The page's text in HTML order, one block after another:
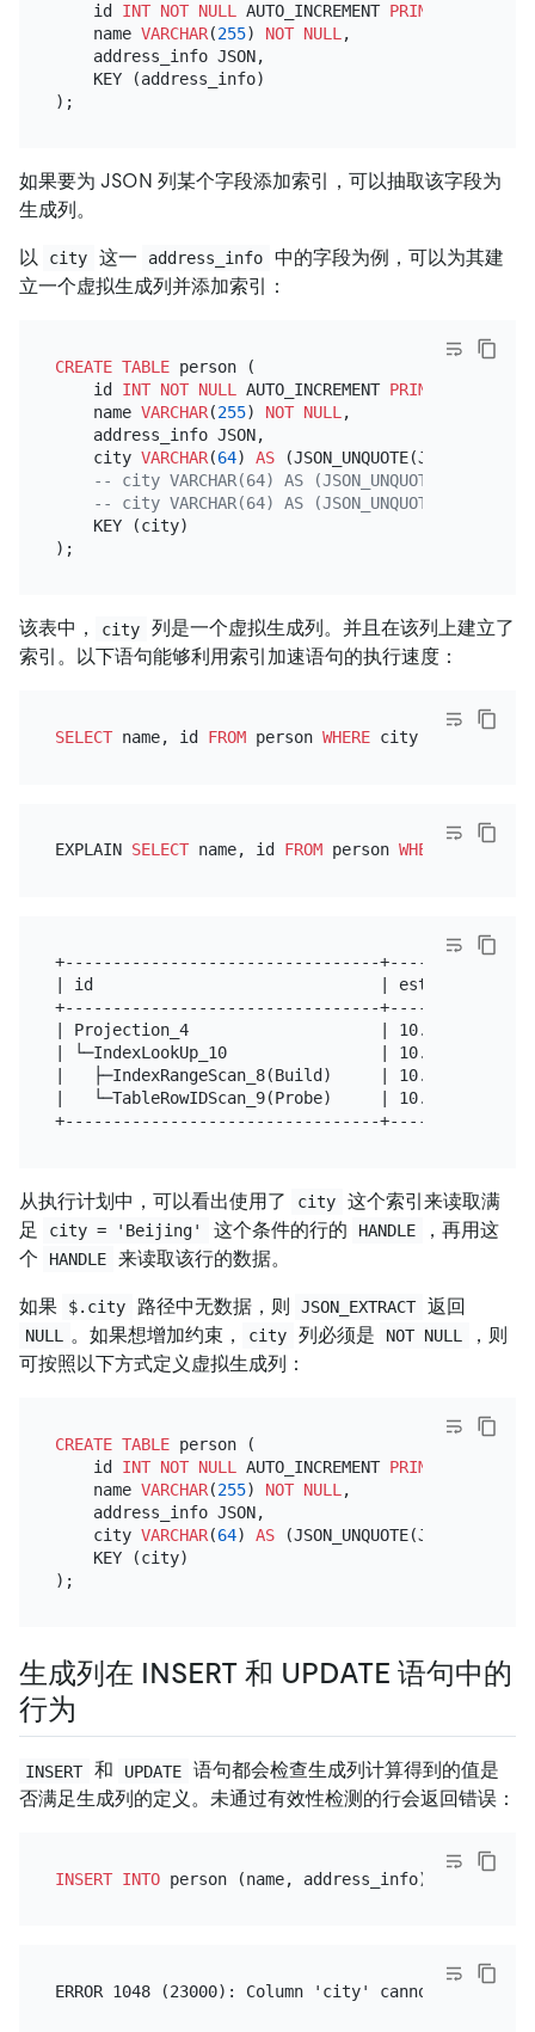
    id
INT NOT NULL AUTO_INCREMENT PRIMARY KEY
    name
VARCHAR(255) NOT NULL ,
    address_info JSON,
    KEY (address_info)
如果要为 JSON 列某个字段添加索引，可以抽取该字段为
生成列。
以 city 这一 address_info
中的字段为例，可以为其建
立一个虚拟生成列并添加索引：
CREATE TABLE person (
    id
INT NOT NULL AUTO_INCREMENT PRIMARY KEY
    name
VARCHAR(255) NOT NULL ,
    address_info JSON,
    city
VARCHAR(64) AS
-- city VARCHAR(64) AS
-- city VARCHAR(64) AS
    KEY (city)
该表中， city
列是一个虚拟生成列。并且在该列上建立了
索引。以下语句能够利用索引加速语句的执行速度：
SELECT name, id FROM person WHERE city
EXPLAIN SELECT name, id FROM person WHERE city
+---------------------------------+---------
| id                              | estRows |
+---------------------------------+---------
| Projection_4                    | 10.00   |
| └─IndexLookUp_10                |
|   ├─IndexRangeScan_8(Build)     | 10.00   |
|   └─TableRowIDScan_9(Probe)     |
从执行计划中，可以看出使用了 city
这个索引来读取满
足
city = 'Beijing' 这个条件的行的 HANDLE
，再用这
个
HANDLE 来读取该行的数据。
如果 $.city 路径中无数据，则 JSON_EXTRACT 返回
NULL 。如果想增加约束， city 列必须是 NOT NULL
，则
可按照以下方式定义虚拟生成列：
CREATE TABLE person (
    id
INT NOT NULL AUTO_INCREMENT PRIMARY KEY
    name
VARCHAR(255) NOT NULL ,
    address_info JSON,
    city
VARCHAR(64) AS
    KEY (city)
生成列在 INSERT 和 UPDATE 语句中的
行为
INSERT 和 UPDATE
语句都会检查生成列计算得到的值是
否满足生成列的定义。未通过有效性检测的行会返回错误：
INSERT INTO person (name, address_info)